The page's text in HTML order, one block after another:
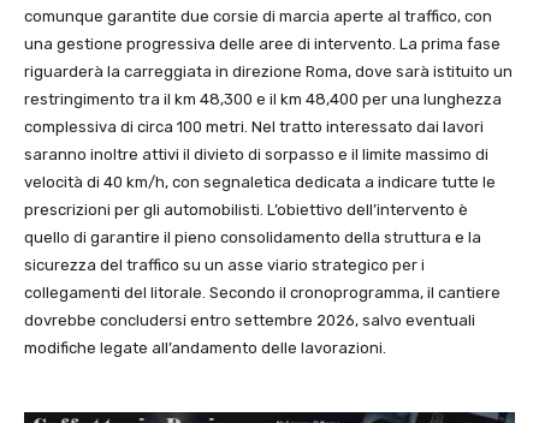
comunque garantite due corsie di marcia aperte al traffico, con
una gestione progressiva delle aree di intervento. La prima fase
riguarderà la carreggiata in direzione Roma, dove sarà istituito un
restringimento tra il km 48,300 e il km 48,400 per una lunghezza
complessiva di circa 100 metri. Nel tratto interessato dai lavori
saranno inoltre attivi il divieto di sorpasso e il limite massimo di
velocità di 40 km/h, con segnaletica dedicata a indicare tutte le
prescrizioni per gli automobilisti. L’obiettivo dell’intervento è
quello di garantire il pieno consolidamento della struttura e la
sicurezza del traffico su un asse viario strategico per i
collegamenti del litorale. Secondo il cronoprogramma, il cantiere
dovrebbe concludersi entro settembre 2026, salvo eventuali
modifiche legate all’andamento delle lavorazioni.